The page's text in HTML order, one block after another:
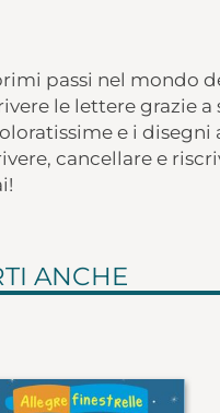
passi nel mondo
le lettere grazie
e i disegni
cancellare e
ANCHE